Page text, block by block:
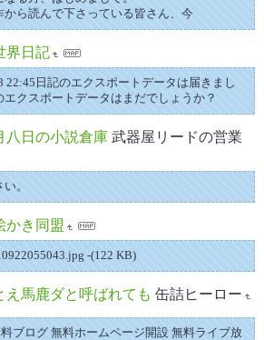
ら読んで下さっている皆さん、今
界日記
22:45日記のエクスポートデータは届きまし
クスポートデータはまだでしょうか？
八日の小説倉庫 武器屋リードの営業
。
かき同盟
-(122 KB)
え馬鹿ダと呼ばれても 缶詰ヒーロー
ブログ 無料ホームページ開設 無料ライブ放